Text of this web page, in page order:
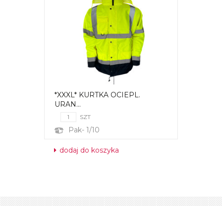
*XXXL* KURTKA OCIEPL.
URAN...
SZT
Pak- 1/10
dodaj do koszyka